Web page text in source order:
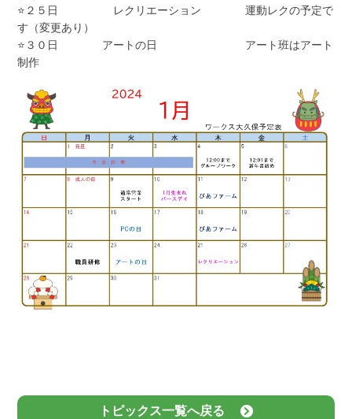
⭐２５日 レクリエーション 運動レクの予定で
す（変更あり）
⭐３０日 アートの日 アート班はアート
制作
トピックス一覧へ戻る